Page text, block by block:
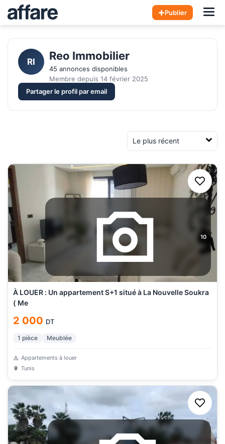
Publier
RI Reo Immobilier
45 annonces disponibles
Membre depuis 14 février 2025
Partager le profil par email
Trier
10
À LOUER : Un appartement S+1 situé à La Nouvelle Soukra
( Me
2 000 DT
1 pièce Meublée
Appartements à louer
Tunis